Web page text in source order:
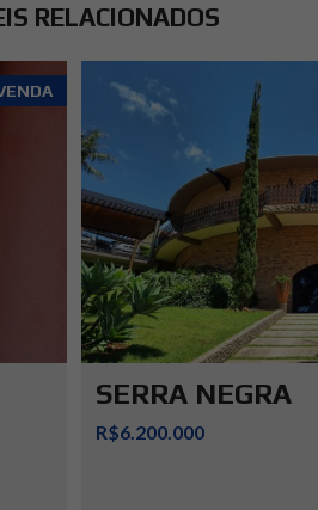
RELACIONADOS
SERRA NEGRA
R$6.200.000